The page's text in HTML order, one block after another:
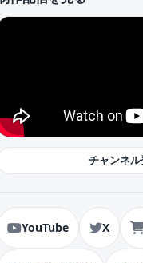
チャンネ
YouTube X